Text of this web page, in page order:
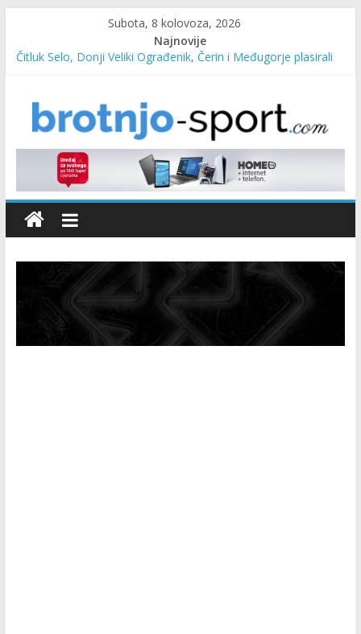
Subota, 8 kolovoza, 2026
Najnovije
Čitluk Selo, Donji Veliki Ograđenik, Čerin i Međugorje plasirali
Marin Čilić napredovao na ATP ljestvici
Poznati polufinalisti MNL MZ općine Čitluk – Brotnjo 2026.
Predsjednica Vlade Marija Buhač, ministar Ivo Bevanda i
načelnik Marin Radišić čestitali organizatoricama na realizaciji
sportsko edukativnog kampa “Izlazi vani”